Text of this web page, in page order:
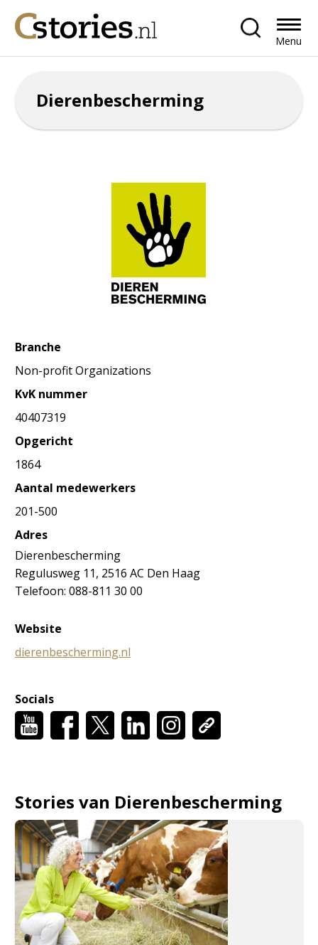
Menu
Dierenbescherming
Branche
Non-profit Organizations
KvK nummer
40407319
Opgericht
1864
Aantal medewerkers
201-500
Adres
Dierenbescherming
Regulusweg 11, 2516 AC Den Haag
Telefoon: 088-811 30 00
Website
dierenbescherming.nl
Socials
Stories van Dierenbescherming